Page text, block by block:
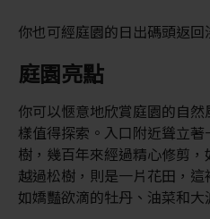
你也可經庭園的日出碼頭返回
庭園亮點
你可以愜意地欣賞庭園的自
樣值得探索。入口附近聳立
樹，幾百年來經過精心修剪
越過松樹，則是一片花田，
如嬌豔欲滴的牡丹、油菜和大